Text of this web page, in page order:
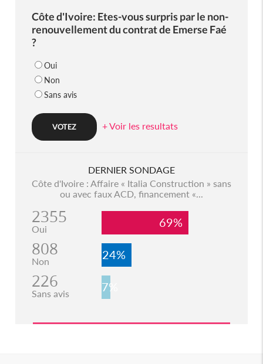
Côte d'Ivoire: Etes-vous surpris par le non-
renouvellement du contrat de Emerse Faé
?
Oui
Non
Sans avis
+ Voir les resultats
DERNIER SONDAGE
Côte d'Ivoire : Affaire « Italia Construction » sans
ou avec faux ACD, financement «...
2355
Oui 69%
808
Non 24%
226
Sans avis 7%